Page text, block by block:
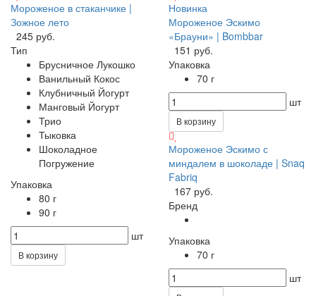
Мороженое в стаканчике |
Зожное лето
245 руб.
Тип
Брусничное Лукошко
Ванильный Кокос
Клубничный Йогурт
Манговый Йогурт
Трио
Тыковка
Шоколадное
Погружение
Упаковка
80 г
90 г
шт
В корзину
Новинка
Мороженое Эскимо
«Брауни» | Bombbar
151 руб.
Упаковка
70 г
шт
В корзину
Мороженое Эскимо с
миндалем в шоколаде | Snaq
Fabriq
167 руб.
Бренд
Упаковка
70 г
шт